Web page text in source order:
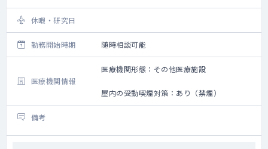
休暇・研究日
勤務開始時期 随時相談可能
医療機関情報
医療機関形態：その他医療施設
屋内の受動喫煙対策：あり（禁煙）
備考